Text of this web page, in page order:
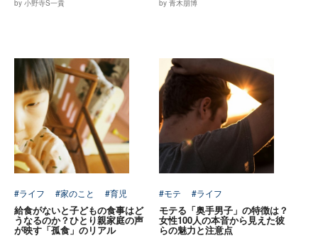
by 小野寺S一貴 by 青木朋博
#ライフ #家のこと #育児
給食がないと子どもの食事はど
うなるのか？ひとり親家庭の声
が映す「孤食」のリアル
#モテ #ライフ
モテる「奥手男子」の特徴は？
女性100人の本音から見えた彼
らの魅力と注意点